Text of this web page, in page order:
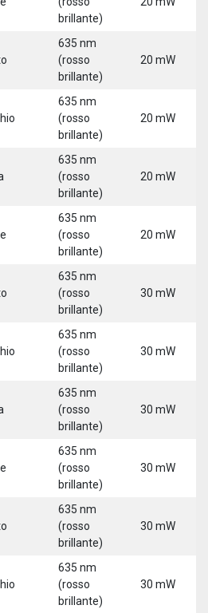
brillante)
635 nm
(rosso
brillante)
20 mW
635 nm
(rosso
brillante)
20 mW
635 nm
(rosso
brillante)
20 mW
635 nm
(rosso
brillante)
20 mW
635 nm
(rosso
brillante)
30 mW
635 nm
(rosso
brillante)
30 mW
635 nm
(rosso
brillante)
30 mW
635 nm
(rosso
brillante)
30 mW
635 nm
(rosso
brillante)
30 mW
635 nm
(rosso
brillante)
30 mW